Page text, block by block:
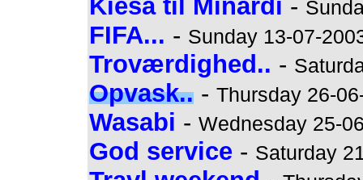
Kiesa til Minardi -
FIFA... - Sunday 13-07-
Troværdighed.. -
Opvask.. -Thursday 26-
Wasabi -Wednesday 25-
God service - Saturday